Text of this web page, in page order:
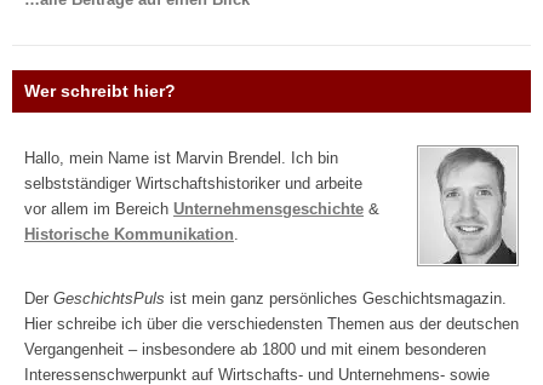
Wer schreibt hier?
Hallo, mein Name ist Marvin Brendel. Ich bin
selbstständiger Wirtschaftshistoriker und arbeite
vor allem im Bereich Unternehmensgeschichte &
Historische Kommunikation
Der GeschichtsPuls ist mein ganz persönliches Geschichtsmagazin.
Hier schreibe ich über die verschiedensten Themen aus der deutschen
Vergangenheit – insbesondere ab 1800 und mit einem besonderen
Interessenschwerpunkt auf Wirtschafts- und Unternehmens- sowie